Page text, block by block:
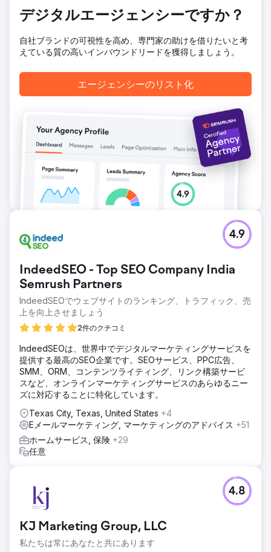
加し、刷新されたブランディングの強みとユーザー エクスペ
リエンスの向上が実証されました。ブランド認知度の強化:
展示会の参加者と顧客は、統一されたプロフェッショナルな
ブランディングに好意的に反応し、会社の評判を高めまし
た。信頼性の向上: 新しいブランディングにより、すべての
とパートナーの両方との信頼が構築されました。
デジタルエージェンシーですか？
自社ブランドの可視性を高め、専門家の助けを借りたいと考
えている質の高いインバウンドリードを獲得しましょう。
エージェンシーのリスト化
IndeedSEO - Top SEO Company India
Semrush Partners
IndeedSEOでウェブサイトのランキング、トラフィック、売
上を向上させましょう
2件のクチコミ
4.9
IndeedSEOは、世界中でデジタルマーケティングサービスを
提供する最高のSEO企業です。SEOサービス、PPC広告、
SMM、ORM、コンテンツライティング、リンク構築サービ
スなど、オンラインマーケティングサービスのあらゆるニー
ズに対応することに特化しています。
Texas City, Texas, United States +4
Eメールマーケティング, マーケティングのアドバイス +51
ホームサービス, 保険 +29
任意
KJ Marketing Group, LLC
私たちは常にあなたと共にあります
4.8